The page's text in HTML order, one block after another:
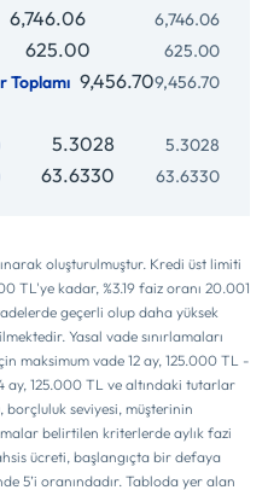
6,746.06
625.00
9,456.70
5.3028
63.6330
oluşturulmuştur. Kredi üst limiti
TL'ye kadar, %3.19 faiz oranı 20.001
geçerli olup daha yüksek
Yasal vade sınırlamaları
maksimum vade 12 ay, 125.000 TL -
125.000 TL ve altındaki tutarlar
seviyesi, müşterinin
belirtilen kriterlerde aylık fazi
ücreti, başlangıçta bir defaya
5’i oranındadır. Tabloda yer alan